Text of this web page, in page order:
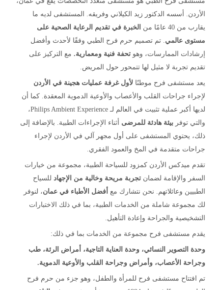
الأردن. أسسه الدكتور زيد الكيلاني وفريقه. المستشفى لديه ما
يقارب من 40 عامًا من
الخبرة في تقديم الرعاية الصحية على
مستوى عالمي. تم تصميم حرم فرح الطبي وفقًا لأحدث وأفضل
إرشادات الممارسات، وهو تحفة فنية ومعمارية. مع التركيز على
تقديم تجربة لا مثيل لها تتمحور حول المريض.
يعد مستشفى فرح موطنًا لأول غرفة عمليات هجينة في الأردن
لإجراء جراحات القلب والأعصاب والأوعية الدموية المعقدة. كما أن
لديها أكبر عملية تثبيت في العالم لـ Philips Ambient Experience،
والتي توفر بيئة هادئة للمرضى أثناء الإجراءات الطبية. بالإضافة إلى
ذلك، يحتوي المستشفى على أول مجهر آلي في الأردن لإجراء
جراحات متقدمة في المخ والعمود الفقري.
تقدم ميدكس الأردن كمزود للسياحة الطبية، مجموعة من خيارات
السفر والإقامة لضمان تجربة مريحة وخالية من الإجهاد للسياح
الطبيين وعائلاتهم. نحن نتشارك مع أفضل الأطباء في عمان، لنوفر
لك مجموعة شاملة من الخدمات الطبية، بما في ذلك الاختبارات
التشخيصية والجراحة وإعادة التأهيل.
يقدم مستشفى فرح مجموعة من الخدمات بما في ذلك:
وحدة التصوير النسائي، وحدة العناية التاجية، أمراض الرئة، طب
وجراحة الأعصاب، وأمراض وجراحة القلب والأوعية الدموية.
تم افتتاح مستشفى فرح للمرأة والطفل، وهو جزء من حرم فرح